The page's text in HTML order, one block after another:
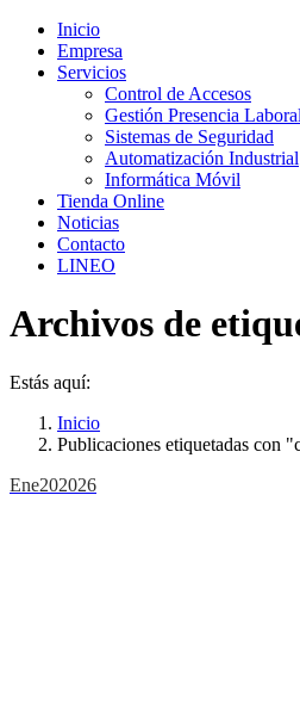
Inicio
Empresa
Servicios
Control de Accesos
Gestión Presencia Laboral
Sistemas de Seguridad
Automatización Industrial
Informática Móvil
Tienda Online
Noticias
Contacto
LINEO
Archivos de
Estás aquí:
Inicio
Publicaciones etiquetadas con
Ene202026